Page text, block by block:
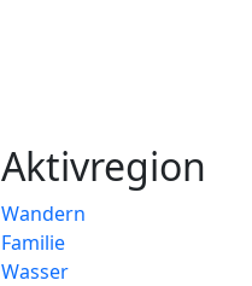
Aktivregion
Wandern
Familie
Wasser